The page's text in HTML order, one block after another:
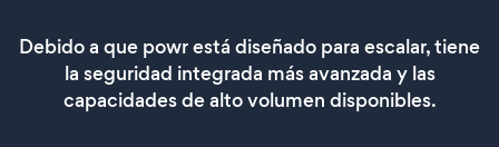
Debido a que powr está diseñado para escalar, tiene
la seguridad integrada más avanzada y las
capacidades de alto volumen disponibles.